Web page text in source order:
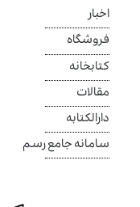
اخبار
فروشگاه
کتابخانه
مقالات
دارالکتابه
سامانه جامع رسم